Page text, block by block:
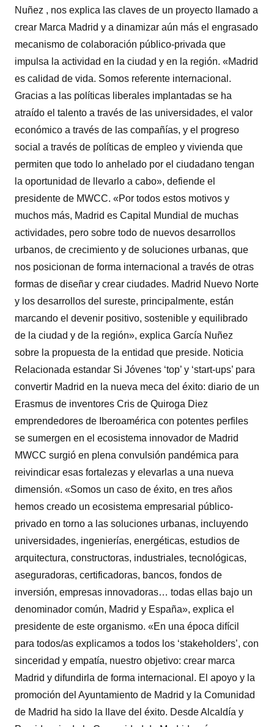
Nuñez , nos explica las claves de un proyecto llamado a
crear Marca Madrid y a dinamizar aún más el engrasado
mecanismo de colaboración público-privada que
impulsa la actividad en la ciudad y en la región. «Madrid
es calidad de vida. Somos referente internacional.
Gracias a las políticas liberales implantadas se ha
atraído el talento a través de las universidades, el valor
económico a través de las compañías, y el progreso
social a través de políticas de empleo y vivienda que
permiten que todo lo anhelado por el ciudadano tengan
la oportunidad de llevarlo a cabo», defiende el
presidente de MWCC. «Por todos estos motivos y
muchos más, Madrid es Capital Mundial de muchas
actividades, pero sobre todo de nuevos desarrollos
urbanos, de crecimiento y de soluciones urbanas, que
nos posicionan de forma internacional a través de otras
formas de diseñar y crear ciudades. Madrid Nuevo Norte
y los desarrollos del sureste, principalmente, están
marcando el devenir positivo, sostenible y equilibrado
de la ciudad y de la región», explica García Nuñez
sobre la propuesta de la entidad que preside. Noticia
Relacionada estandar Si Jóvenes ‘top’ y ‘start-ups’ para
convertir Madrid en la nueva meca del éxito: diario de un
Erasmus de inventores Cris de Quiroga Diez
emprendedores de Iberoamérica con potentes perfiles
se sumergen en el ecosistema innovador de Madrid
MWCC surgió en plena convulsión pandémica para
reivindicar esas fortalezas y elevarlas a una nueva
dimensión. «Somos un caso de éxito, en tres años
hemos creado un ecosistema empresarial público-
privado en torno a las soluciones urbanas, incluyendo
universidades, ingenierías, energéticas, estudios de
arquitectura, constructoras, industriales, tecnológicas,
aseguradoras, certificadoras, bancos, fondos de
inversión, empresas innovadoras… todas ellas bajo un
denominador común, Madrid y España», explica el
presidente de este organismo. «En una época difícil
para todos/as explicamos a todos los ‘stakeholders’, con
sinceridad y empatía, nuestro objetivo: crear marca
Madrid y difundirla de forma internacional. El apoyo y la
promoción del Ayuntamiento de Madrid y la Comunidad
de Madrid ha sido la llave del éxito. Desde Alcaldía y